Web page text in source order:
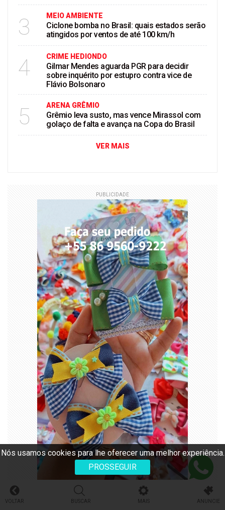
Nós usamos cookies para lhe oferecer uma melhor experiência.
PROSSEGUIR
3 MEIO AMBIENTE
Ciclone bomba no Brasil: quais estados serão
atingidos por ventos de até 100 km/h
4 CRIME HEDIONDO
Gilmar Mendes aguarda PGR para decidir
sobre inquérito por estupro contra vice de
Flávio Bolsonaro
5 ARENA GRÊMIO
Grêmio leva susto, mas vence Mirassol com
golaço de falta e avança na Copa do Brasil
VER MAIS
PUBLICIDADE
VOLTAR BUSCAR MAIS ANUNCIE